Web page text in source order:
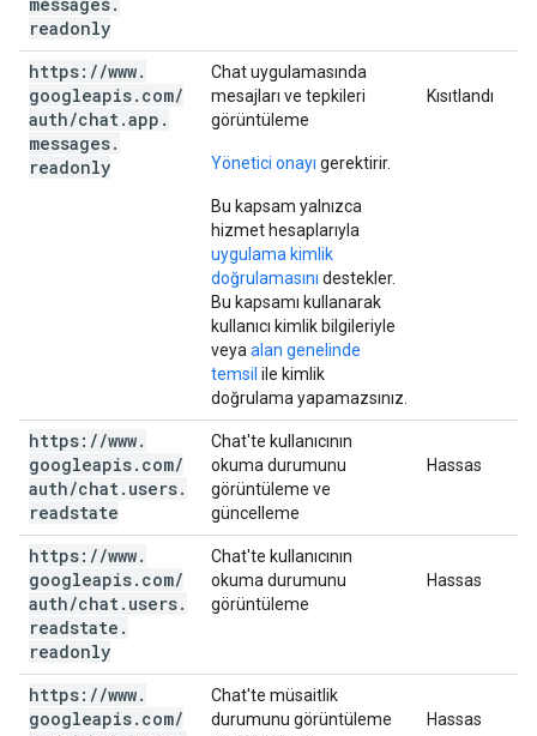
readonly
https: //www.
googleapis. com/
auth/chat.app .
messages.
readonly
Chat uygulamasında
mesajları ve tepkileri
görüntüleme
Yönetici onayı gerektirir.
Bu kapsam yalnızca
hizmet hesaplarıyla
uygulama kimlik
doğrulamasını destekler.
Bu kapsamı kullanarak
kullanıcı kimlik bilgileriyle
veya alan genelinde
temsil ile kimlik
doğrulama yapamazsınız.
Kısıtlandı
https: //www.
googleapis. com/
auth/chat. users.
readstate
Chat'te kullanıcının
okuma durumunu
görüntüleme ve
güncelleme
Hassas
https: //www.
googleapis. com/
auth/chat. users.
readstate .
readonly
Chat'te kullanıcının
okuma durumunu
görüntüleme
Hassas
https: //www.
googleapis. com/
Chat'te müsaitlik
durumunu görüntüleme
Hassas